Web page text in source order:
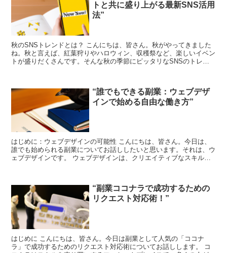
トと共に盛り上がる最新SNS活用
法”
秋のSNSトレンドとは？ こんにちは、皆さん。秋がやってきました
ね。秋と言えば、紅葉狩りやハロウィン、収穫祭など、楽しいイベン
トが盛りだくさんです。そんな秋の季節にピッタリなSNSのトレン
“誰でもできる副業：ウェブデザ
インで始める自由な働き方”
はじめに：ウェブデザインの可能性 こんにちは、皆さん。今日は、
誰でも始められる副業についてお話ししたいと思います。それは、ウ
ェブデザインです。 ウェブデザインは、クリエイティブなスキルを
“副業ココナラで成功するための
リクエスト対応術！”
はじめに こんにちは、皆さん。今日は副業として人気の「ココナ
ラ」で成功するためのリクエスト対応術についてお話しします。 コ